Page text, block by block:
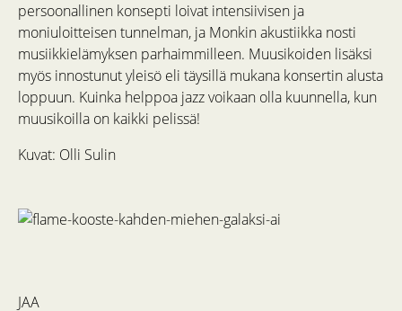
persoonallinen konsepti loivat intensiivisen ja
moniuloitteisen tunnelman, ja Monkin akustiikka nosti
musiikkielämyksen parhaimmilleen. Muusikoiden lisäksi
myös innostunut yleisö eli täysillä mukana konsertin alusta
loppuun. Kuinka helppoa jazz voikaan olla kuunnella, kun
muusikoilla on kaikki pelissä!
Kuvat: Olli Sulin
JAA